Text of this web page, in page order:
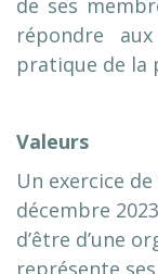
de ses
répondre
pratique de la
Valeurs
Un exercice
décembre
d’être d’une
représente